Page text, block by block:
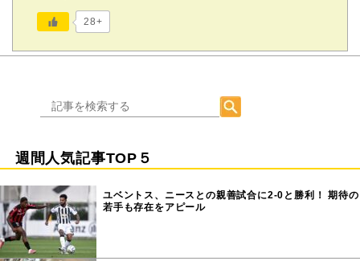
28+
週間人気記事TOP５
ユベントス、ニースとの親善試合に2-0と勝利！ 期待の
若手も存在をアピール